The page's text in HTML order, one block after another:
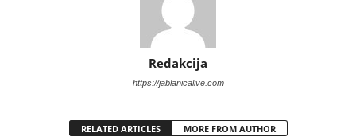
Redakcija
https://jablanicalive.com
RELATED ARTICLES MORE FROM AUTHOR